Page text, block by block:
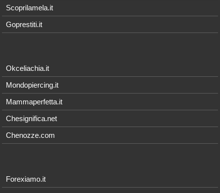
Scoprilamela.it
Goprestiti.it
Okceliachia.it
Mondopiercing.it
Mammaperfetta.it
Chesignifica.net
Chenozze.com
Forexiamo.it